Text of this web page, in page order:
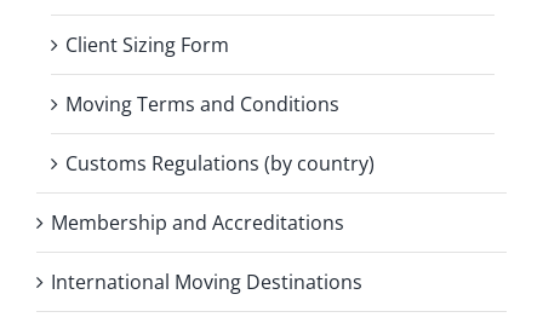
Client Sizing Form
Moving Terms and Conditions
Customs Regulations (by country)
Membership and Accreditations
International Moving Destinations